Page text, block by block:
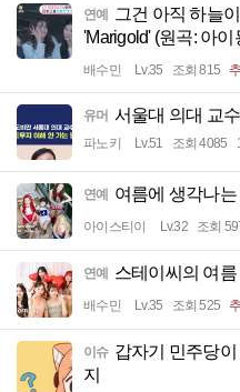
연예 그건 아직 하늘
'Marigold' (원곡: 아이
배수민 Lv.35 조회 815
유머 서울대 의대 교
파노키 Lv.51 조회 4085
연예 여름에 생각나
아이스티이 Lv.32 조회
연예 스테이씨의 여름
배수민 Lv.35 조회 525
이슈 갑자기 민주당
지